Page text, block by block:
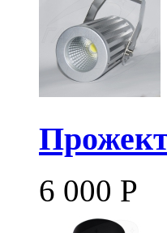
6 000 Р